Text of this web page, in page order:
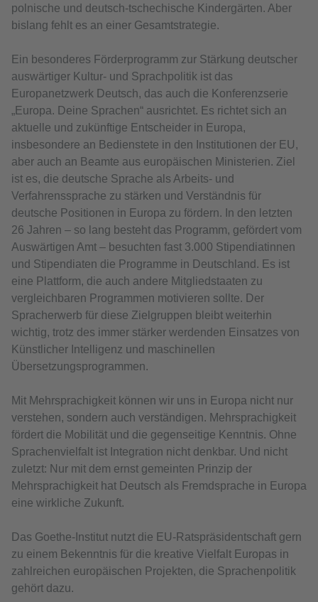
polnische und deutsch-tschechische Kindergärten. Aber
bislang fehlt es an einer Gesamtstrategie.
Ein besonderes Förderprogramm zur Stärkung deutscher
auswärtiger Kultur- und Sprachpolitik ist das
Europanetzwerk Deutsch, das auch die Konferenzserie
„Europa. Deine Sprachen“ ausrichtet. Es richtet sich an
aktuelle und zukünftige Entscheider in Europa,
insbesondere an Bedienstete in den Institutionen der EU,
aber auch an Beamte aus europäischen Ministerien. Ziel
ist es, die deutsche Sprache als Arbeits- und
Verfahrenssprache zu stärken und Verständnis für
deutsche Positionen in Europa zu fördern. In den letzten
26 Jahren – so lang besteht das Programm, gefördert vom
Auswärtigen Amt – besuchten fast 3.000 Stipendiatinnen
und Stipendiaten die Programme in Deutschland. Es ist
eine Plattform, die auch andere Mitgliedstaaten zu
vergleichbaren Programmen motivieren sollte. Der
Spracherwerb für diese Zielgruppen bleibt weiterhin
wichtig, trotz des immer stärker werdenden Einsatzes von
Künstlicher Intelligenz und maschinellen
Übersetzungsprogrammen.
Mit Mehrsprachigkeit können wir uns in Europa nicht nur
verstehen, sondern auch verständigen. Mehrsprachigkeit
fördert die Mobilität und die gegenseitige Kenntnis. Ohne
Sprachenvielfalt ist Integration nicht denkbar. Und nicht
zuletzt: Nur mit dem ernst gemeinten Prinzip der
Mehrsprachigkeit hat Deutsch als Fremdsprache in Europa
eine wirkliche Zukunft.
Das Goethe-Institut nutzt die EU-Ratspräsidentschaft gern
zu einem Bekenntnis für die kreative Vielfalt Europas in
zahlreichen europäischen Projekten, die Sprachenpolitik
gehört dazu.